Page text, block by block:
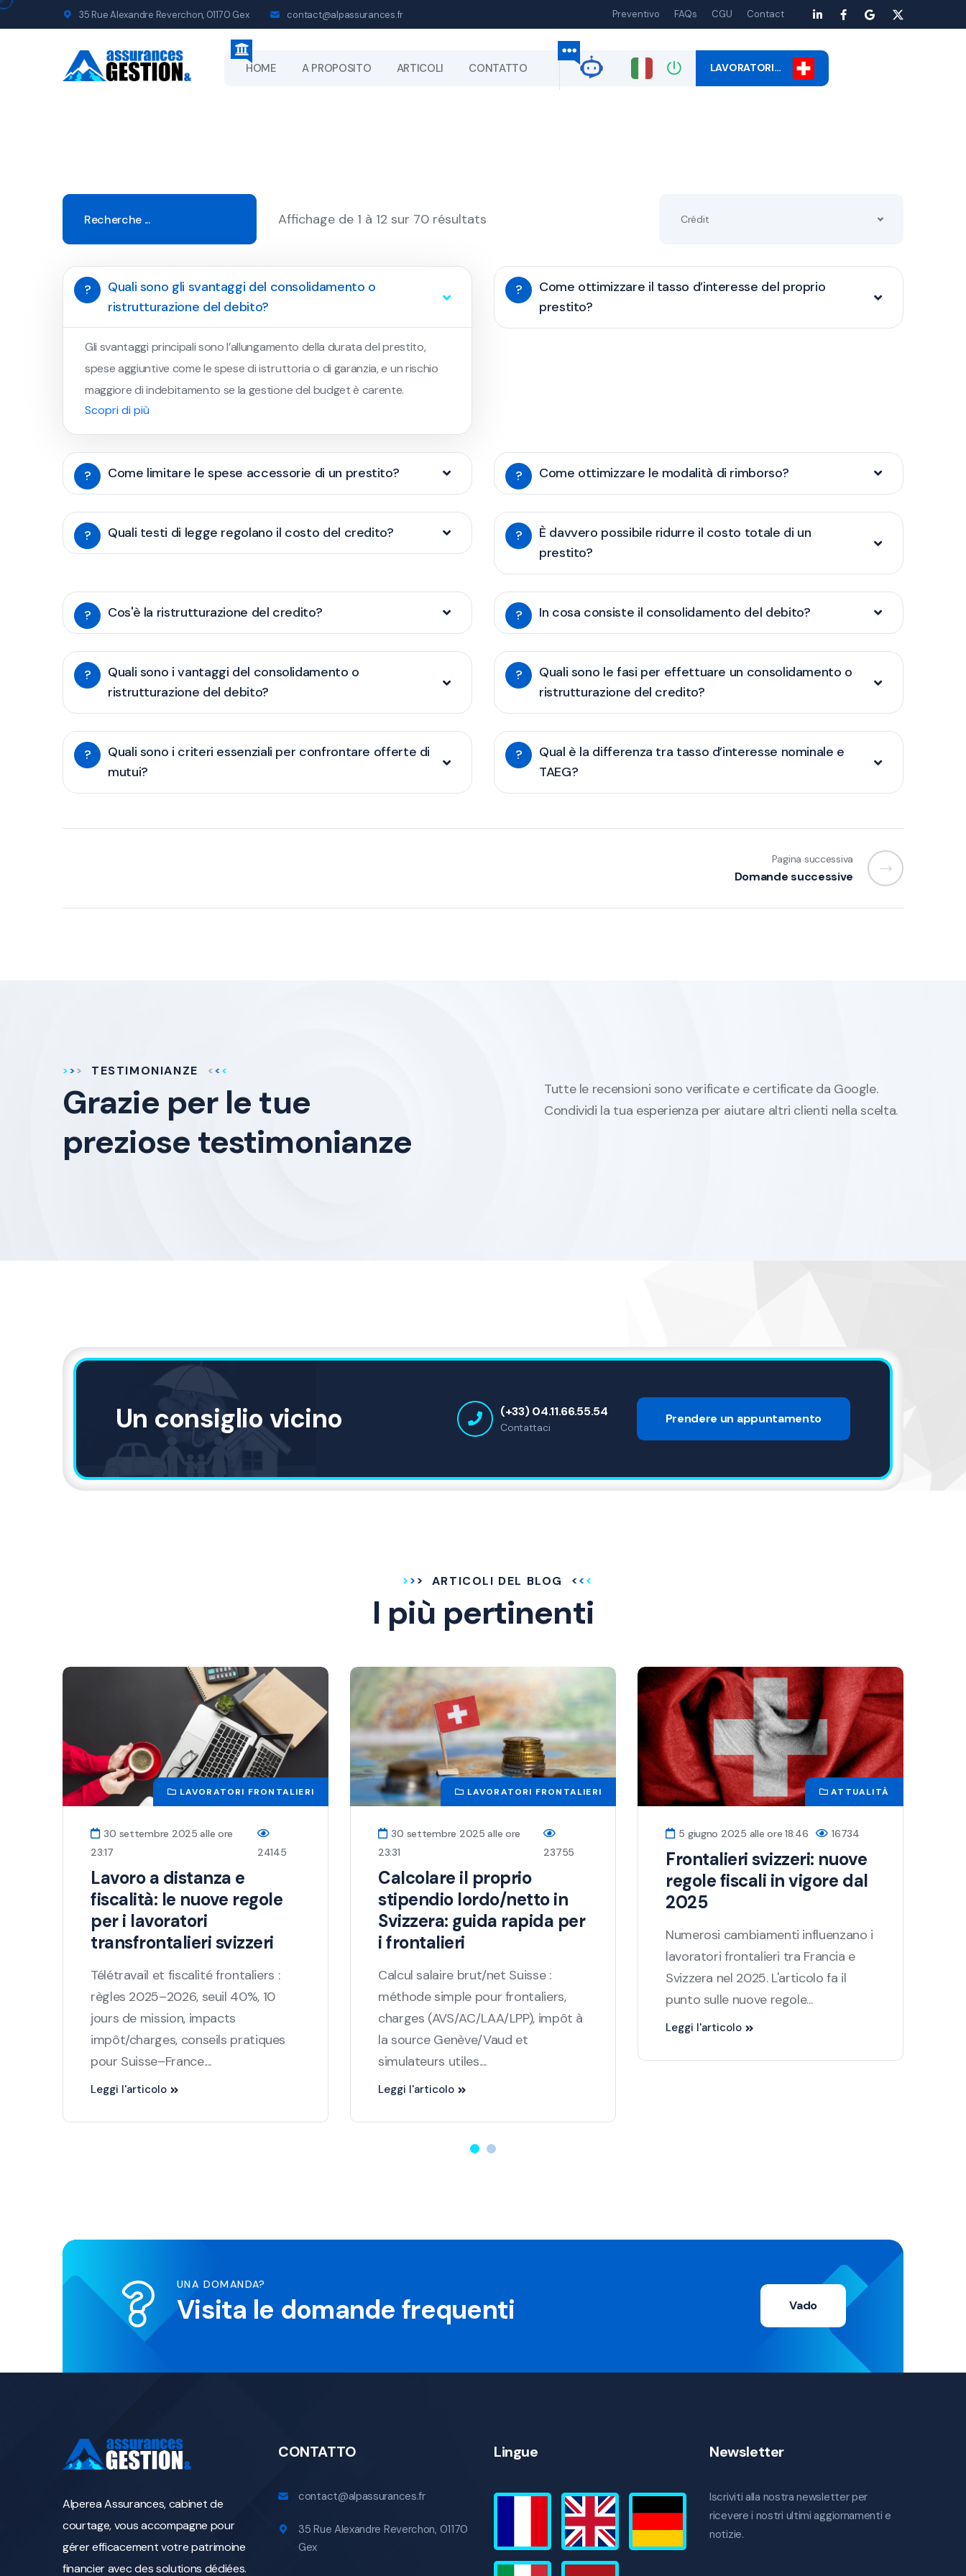
35 Rue Alexandre Reverchon, 01170 Gex contact@alpassurances.fr Preventivo FAQs CGU Contact
HOME A PROPOSITO ARTICOLI CONTATTO LAVORATORI…
Affichage de 1 à 12 sur 70 résultats Crédit
?
Quali sono gli svantaggi del consolidamento o
ristrutturazione del debito?
Gli svantaggi principali sono l’allungamento della durata del prestito,
spese aggiuntive come le spese di istruttoria o di garanzia, e un rischio
maggiore di indebitamento se la gestione del budget è carente.
Scopri di più
?
Come ottimizzare il tasso d’interesse del proprio
prestito?
? Come limitare le spese accessorie di un prestito? ? Come ottimizzare le modalità di rimborso?
? Quali testi di legge regolano il costo del credito? ?
È davvero possibile ridurre il costo totale di un
prestito?
? Cos'è la ristrutturazione del credito? ? In cosa consiste il consolidamento del debito?
?
Quali sono i vantaggi del consolidamento o
ristrutturazione del debito?
?
Quali sono le fasi per effettuare un consolidamento o
ristrutturazione del credito?
?
Quali sono i criteri essenziali per confrontare offerte di
mutui?
?
Qual è la differenza tra tasso d’interesse nominale e
TAEG?
Pagina successiva
Domande successive
TESTIMONIANZE
Grazie per le tue
preziose testimonianze
Tutte le recensioni sono verificate e certificate da Google.
Condividi la tua esperienza per aiutare altri clienti nella scelta.
Un consiglio vicino (+33) 04.11.66.55.54
Contattaci
Prendere un appuntamento
ARTICOLI DEL BLOG
I più pertinenti
LAVORATORI FRONTALIERI
30 settembre 2025 alle ore
23:17
24145
Lavoro a distanza e
fiscalità: le nuove regole
per i lavoratori
transfrontalieri svizzeri
Télétravail et fiscalité frontaliers :
règles 2025–2026, seuil 40%, 10
jours de mission, impacts
impôt/charges, conseils pratiques
pour Suisse–France....
Leggi l'articolo
LAVORATORI FRONTALIERI
30 settembre 2025 alle ore
23:31
23755
Calcolare il proprio
stipendio lordo/netto in
Svizzera: guida rapida per
i frontalieri
Calcul salaire brut/net Suisse :
méthode simple pour frontaliers,
charges (AVS/AC/LAA/LPP), impôt à
la source Genève/Vaud et
simulateurs utiles....
Leggi l'articolo
ATTUALITÀ
5 giugno 2025 alle ore 18:46 16734
Frontalieri svizzeri: nuove
regole fiscali in vigore dal
2025
Numerosi cambiamenti influenzano i
lavoratori frontalieri tra Francia e
Svizzera nel 2025. L'articolo fa il
punto sulle nuove regole...
Leggi l'articolo
UNA DOMANDA?
Visita le domande frequenti Vado
Alperea Assurances, cabinet de
courtage, vous accompagne pour
gérer efficacement votre patrimoine
financier avec des solutions dédiées.
CONTATTO
contact@alpassurances.fr
35 Rue Alexandre Reverchon, 01170
Gex
Lingue Newsletter
Iscriviti alla nostra newsletter per
ricevere i nostri ultimi aggiornamenti e
notizie.